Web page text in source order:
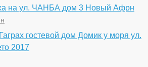
на ул. ЧАНБА дом 3 Новый Афрн
гостевой дом Домик у моря ул.
2017